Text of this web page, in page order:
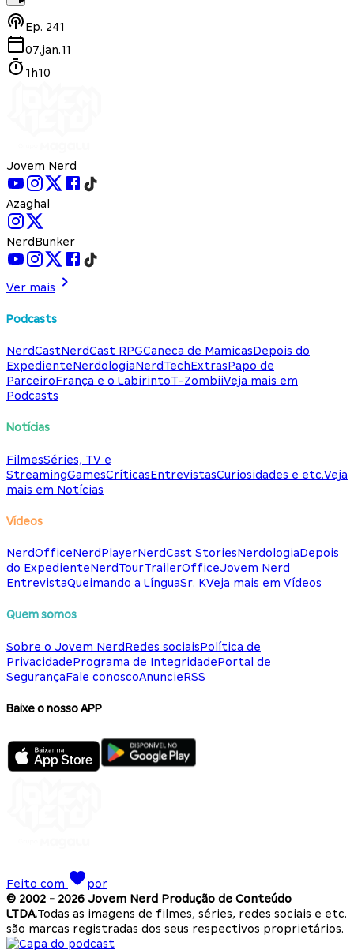
Ep. 241
07.jan.11
1h10
Jovem Nerd
Azaghal
NerdBunker
Ver mais
Podcasts
NerdCastNerdCast RPGCaneca de MamicasDepois do
ExpedienteNerdologiaNerdTechExtrasPapo de
ParceiroFrança e o LabirintoT-ZombiiVeja mais em
Podcasts
Notícias
FilmesSéries, TV e
StreamingGamesCríticasEntrevistasCuriosidades e etc.Veja
mais em Notícias
Vídeos
NerdOfficeNerdPlayerNerdCast StoriesNerdologiaDepois
do ExpedienteNerdTourTrailerOfficeJovem Nerd
EntrevistaQueimando a LínguaSr. KVeja mais em Vídeos
Quem somos
Sobre o Jovem NerdRedes sociaisPolítica de
PrivacidadePrograma de IntegridadePortal de
SegurançaFale conoscoAnuncieRSS
Baixe o nosso APP
Feito com
por
© 2002 - 2026 Jovem Nerd Produção de Conteúdo
LTDA.Todas as imagens de filmes, séries, redes sociais e etc.
são marcas registradas dos seus respectivos proprietários.